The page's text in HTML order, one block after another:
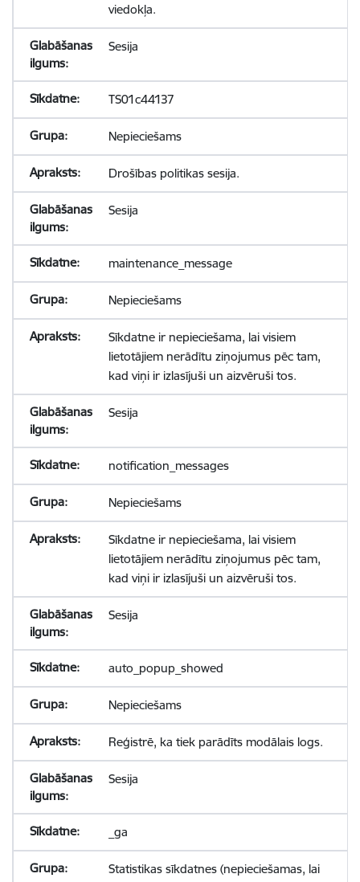
viedokļa.
Sesija
TS01c44137
Nepieciešams
Drošības politikas sesija.
Sesija
maintenance_message
Nepieciešams
Sīkdatne ir nepieciešama, lai visiem
lietotājiem nerādītu ziņojumus pēc tam,
kad viņi ir izlasījuši un aizvēruši tos.
Sesija
notification_messages
Nepieciešams
Sīkdatne ir nepieciešama, lai visiem
lietotājiem nerādītu ziņojumus pēc tam,
kad viņi ir izlasījuši un aizvēruši tos.
Sesija
auto_popup_showed
Nepieciešams
Reģistrē, ka tiek parādīts modālais logs.
Sesija
_ga
Statistikas sīkdatnes (nepieciešamas, lai